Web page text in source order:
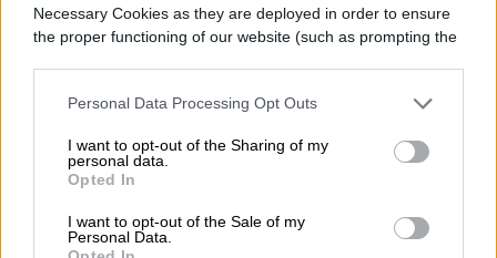
Necessary Cookies as they are deployed in order to ensure
the proper functioning of our website (such as prompting the
Personal Data Processing Opt Outs
I want to opt-out of the Sharing of my
personal data.
Opted In
I want to opt-out of the Sale of my
Personal Data.
Epic Games Store renovó su promoción
semanal con dos propuestas